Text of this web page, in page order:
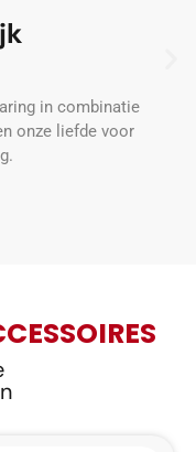
in combinatie
onze liefde voor